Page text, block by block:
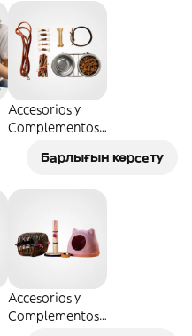
Accesorios y
Complementos
Барлығын көрсету
Accesorios y
Complementos